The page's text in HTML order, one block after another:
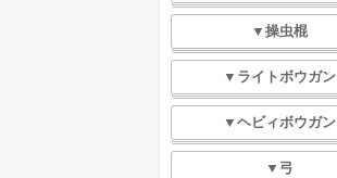
▼操虫棍
▼ライトボウガン
▼ヘビィボウガン
▼弓